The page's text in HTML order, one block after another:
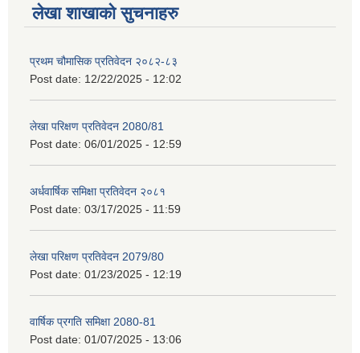
लेखा शाखाको सुचनाहरु
प्रथम चौमासिक प्रतिवेदन २०८२-८३
Post date: 12/22/2025 - 12:02
लेखा परिक्षण प्रतिवेदन 2080/81
Post date: 06/01/2025 - 12:59
अर्धवार्षिक समिक्षा प्रतिवेदन २०८१
Post date: 03/17/2025 - 11:59
लेखा परिक्षण प्रतिवेदन 2079/80
Post date: 01/23/2025 - 12:19
वार्षिक प्रगति समिक्षा 2080-81
Post date: 01/07/2025 - 13:06